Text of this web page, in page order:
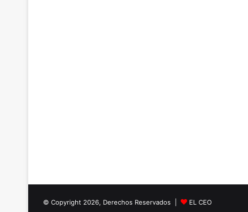
© Copyright 2026, Derechos Reservados | EL CEO